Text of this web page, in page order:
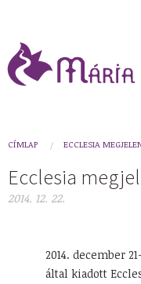
tartalomra
You
are
here
CÍMLAP ECCLESIA
Ecclesia
2014. 12. 22.
2014. december
által kiadott